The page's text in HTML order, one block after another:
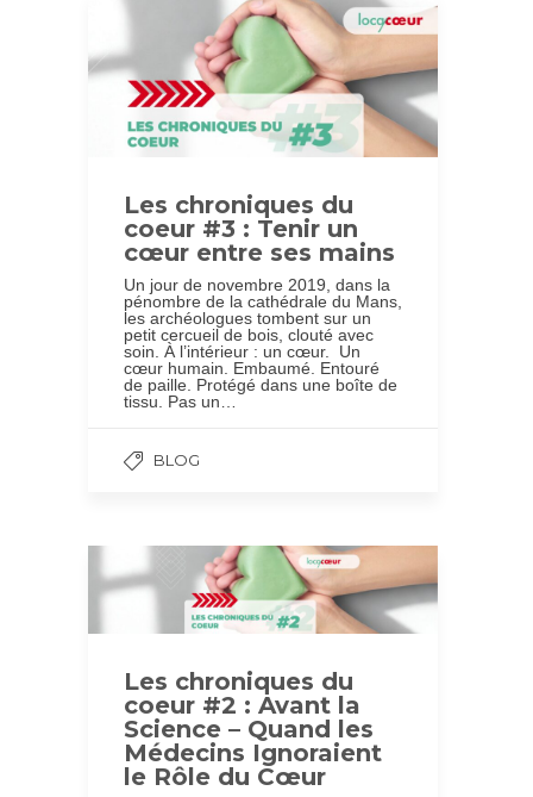
Les chroniques du
coeur #3 : Tenir un
cœur entre ses mains
Un jour de novembre 2019, dans la
pénombre de la cathédrale du Mans,
les archéologues tombent sur un
petit cercueil de bois, clouté avec
soin. À l’intérieur : un cœur. Un
cœur humain. Embaumé. Entouré
de paille. Protégé dans une boîte de
tissu. Pas un…
BLOG
Les chroniques du
coeur #2 : Avant la
Science – Quand les
Médecins Ignoraient
le Rôle du Cœur